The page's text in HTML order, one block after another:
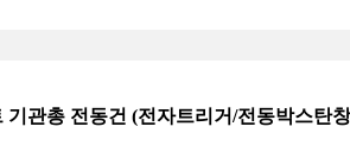
관총 전동건 (전자트리거/전동박스탄